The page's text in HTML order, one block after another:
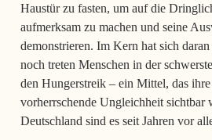
Haustür zu fasten, um auf die
aufmerksam zu machen und seine
demonstrieren. Im Kern hat sich
noch treten Menschen in der
den Hungerstreik – ein Mittel, das
vorherrschende Ungleichheit sichtbar
Deutschland sind es seit Jahren vor